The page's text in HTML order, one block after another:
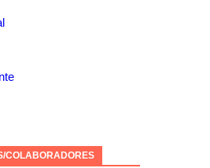
COLABORADORES